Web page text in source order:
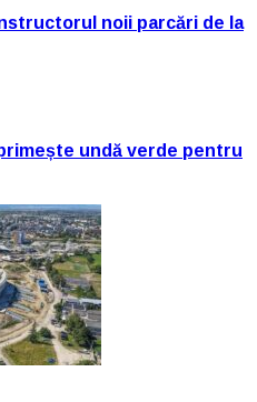
noii parcări de la
undă verde pentru